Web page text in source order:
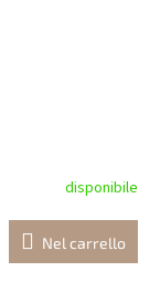
disponibile
Nel carrello